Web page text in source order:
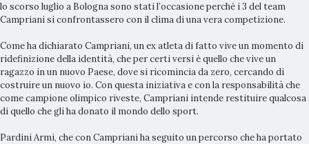
lo scorso luglio a Bologna sono stati l’occasione perché i 3 del team
Campriani si confrontassero con il clima di una vera competizione.
Come ha dichiarato Campriani, un ex atleta di fatto vive un momento di
ridefinizione della identità, che per certi versi è quello che vive un
ragazzo in un nuovo Paese, dove si ricomincia da zero, cercando di
costruire un nuovo io. Con questa iniziativa e con la responsabilità che
come campione olimpico riveste, Campriani intende restituire qualcosa
di quello che gli ha donato il mondo dello sport.
Pardini Armi, che con Campriani ha seguito un percorso che ha portato